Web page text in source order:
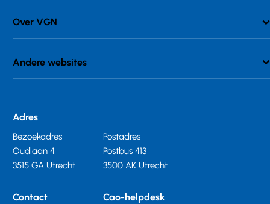
Over VGN
Andere websites
Adres
Bezoekadres
Oudlaan 4
3515 GA Utrecht
Postadres
Postbus 413
3500 AK Utrecht
Contact Cao-helpdesk